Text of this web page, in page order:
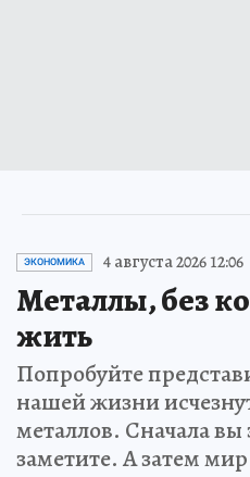
ЭКОНОМИКА 4 августа 2026 12:06
Металлы, без
жить
Попробуйте
нашей жизни
металлов. Сначала вы
заметите. А затем